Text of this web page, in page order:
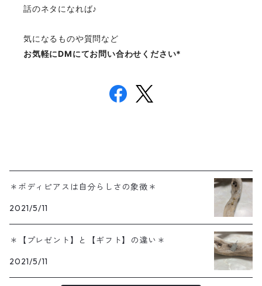
話のネタになれば♪
気になるものや質問など
お気軽にDMにてお問い合わせください*
＊ボディピアスは自分らしさの象徴＊
2021/5/11
＊【プレゼント】と【ギフト】の違い＊
2021/5/11